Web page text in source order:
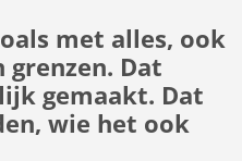
met alles, ook
grenzen. Dat
gemaakt. Dat
wie het ook